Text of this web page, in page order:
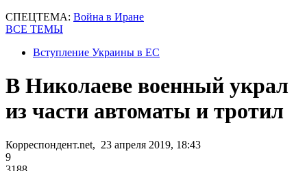
СПЕЦТЕМА: Война в Иране
ВСЕ ТЕМЫ
Вступление Украины в ЕС
В Николаеве военный украл
из части автоматы и тротил
Корреспондент.net, 23 апреля 2019, 18:43
9